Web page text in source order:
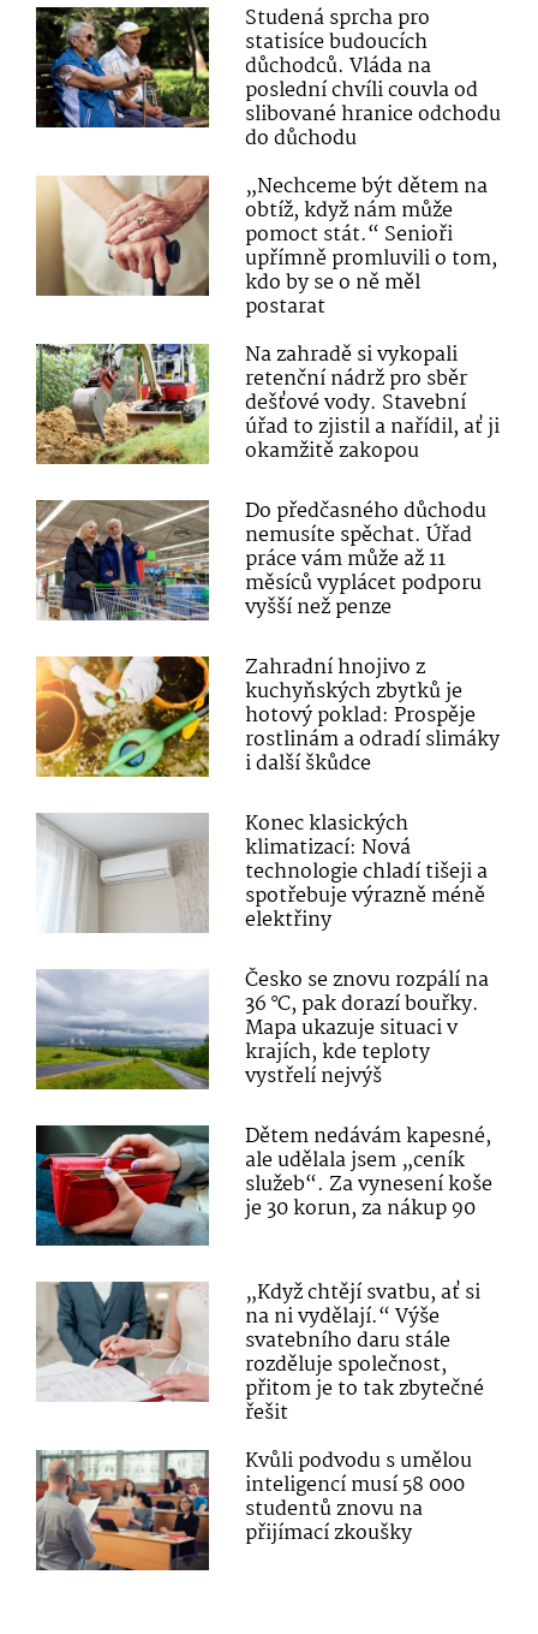
Studená sprcha pro
statisíce budoucích
důchodců. Vláda na
poslední chvíli couvla od
slibované hranice odchodu
do důchodu
„Nechceme být dětem na
obtíž, když nám může
pomoct stát.“ Senioři
upřímně promluvili o tom,
kdo by se o ně měl
postarat
Na zahradě si vykopali
retenční nádrž pro sběr
dešťové vody. Stavební
úřad to zjistil a nařídil, ať ji
okamžitě zakopou
Do předčasného důchodu
nemusíte spěchat. Úřad
práce vám může až 11
měsíců vyplácet podporu
vyšší než penze
Zahradní hnojivo z
kuchyňských zbytků je
hotový poklad: Prospěje
rostlinám a odradí slimáky
i další škůdce
Konec klasických
klimatizací: Nová
technologie chladí tišeji a
spotřebuje výrazně méně
elektřiny
Česko se znovu rozpálí na
36 °C, pak dorazí bouřky.
Mapa ukazuje situaci v
krajích, kde teploty
vystřelí nejvýš
Dětem nedávám kapesné,
ale udělala jsem „ceník
služeb“. Za vynesení koše
je 30 korun, za nákup 90
„Když chtějí svatbu, ať si
na ni vydělají.“ Výše
svatebního daru stále
rozděluje společnost,
přitom je to tak zbytečné
řešit
Kvůli podvodu s umělou
inteligencí musí 58 000
studentů znovu na
přijímací zkoušky